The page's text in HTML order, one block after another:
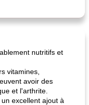
nutritifs et
vitamines,
avoir des
et l'arthrite.
excellent ajout à